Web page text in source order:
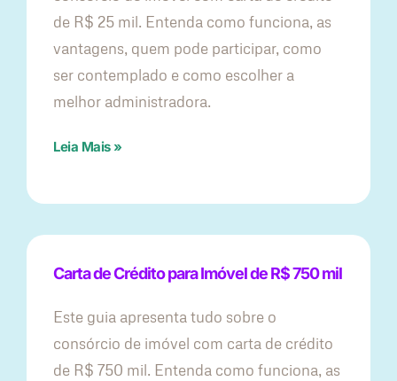
de R$ 25 mil. Entenda como funciona, as
vantagens, quem pode participar, como
ser contemplado e como escolher a
melhor administradora.
Leia Mais »
Carta de Crédito para Imóvel de R$ 750 mil
Este guia apresenta tudo sobre o
consórcio de imóvel com carta de crédito
de R$ 750 mil. Entenda como funciona, as